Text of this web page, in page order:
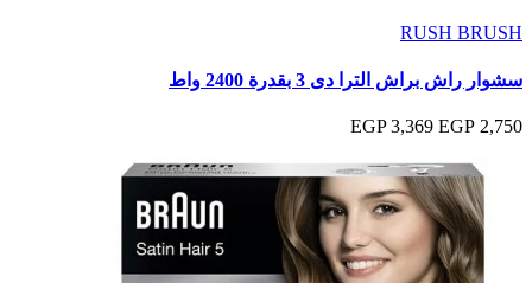
RUSH BRUSH
سشوار راش براش الترا دى 3 بقدرة 2400 واط
2,750 EGP
3,369 EGP